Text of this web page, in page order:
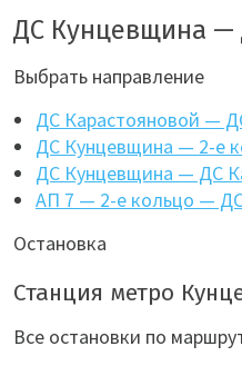
ДС Кунцевщина —
Выбрать направление
ДС Карастояновой —
ДС Кунцевщина — 2-е
ДС Кунцевщина — ДС
АП 7 — 2-е кольцо —
Остановка
Станция метро
Все остановки по